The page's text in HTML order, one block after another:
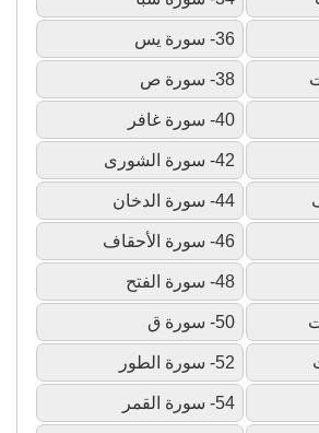
36- سورة يس
38- سورة ص
40- سورة غافر
42- سورة الشورى
44- سورة الدخان
46- سورة الأحقاف
48- سورة الفتح
50- سورة ق
52- سورة الطور
54- سورة القمر